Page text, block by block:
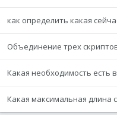
как определить какая
Объединение трех
Какая необходимость есть
Какая максимальная длина